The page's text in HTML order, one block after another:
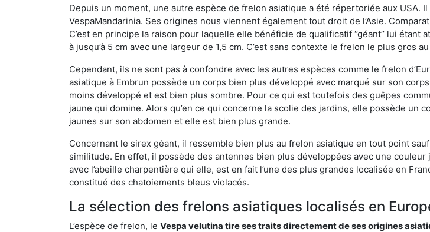
Depuis un moment, une autre espèce de frelon asiatique a été répertoriée aux USA.
VespaMandarinia. Ses origines nous viennent également tout droit de l’Asie.
C’est en principe la raison pour laquelle elle bénéficie de qualificatif ‘’géant’’ lui
à jusqu’à 5 cm avec une largeur de 1,5 cm. C’est sans contexte le frelon le plus gros
Cependant, ils ne sont pas à confondre avec les autres espèces comme le frelon
asiatique à Embrun possède un corps bien plus développé avec marqué sur son
moins développé et est bien plus sombre. Pour ce qui est toutefois des guêpes
jaune qui domine. Alors qu’en ce qui concerne la scolie des jardins, elle possède un
jaunes sur son abdomen et elle est bien plus grande.
Concernant le sirex géant, il ressemble bien plus au frelon asiatique en tout point
similitude. En effet, il possède des antennes bien plus développées avec une
avec l’abeille charpentière qui elle, est en fait l’une des plus grandes localisée en
constitué des chatoiements bleus violacés.
La sélection des frelons asiatiques localisés en
L’espèce de frelon, le Vespa velutina tire ses traits directement de ses origines